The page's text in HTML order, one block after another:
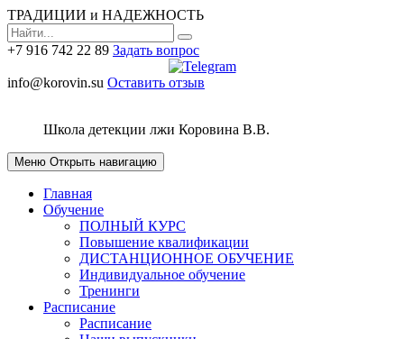
ТРАДИЦИИ и НАДЕЖНОСТЬ
+7 916 742 22 89 Задать вопрос
info@korovin.su Оставить отзыв
Школа детекции лжи Коровина В.В.
Меню Открыть навигацию
Главная
Обучение
ПОЛНЫЙ КУРС
Повышение квалификации
ДИСТАНЦИОННОЕ ОБУЧЕНИЕ
Индивидуальное обучение
Тренинги
Расписание
Расписание